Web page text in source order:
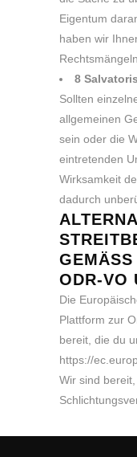
Eigentum
haben wir
8
Sollten
allgemeinen
sein oder die
eintretenden
Wirksamkeit
dadurch
GEMÄSS
DR-VO
Die
Plattform zur
bereit, die du
https://
Wir sind